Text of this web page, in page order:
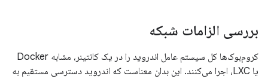
بررسی الزامات شبکه
کروم‌بوک‌ها کل سیستم عامل اندروید را در یک کانتینر، مشابه Docker
یا LXC، اجرا می‌کنند. این بدان معناست که اندروید دسترسی مستقیم به